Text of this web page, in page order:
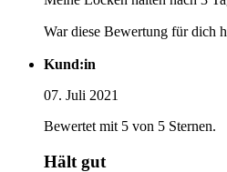
War diese Bewertung für dich
Kund:in
07. Juli 2021
Bewertet mit 5 von 5 Sternen.
Hält gut